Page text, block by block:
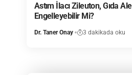
Astım İlacı Zileuton, Gıda
Engelleyebilir Mi?
Dr. Taner Onay 3 dakikada oku